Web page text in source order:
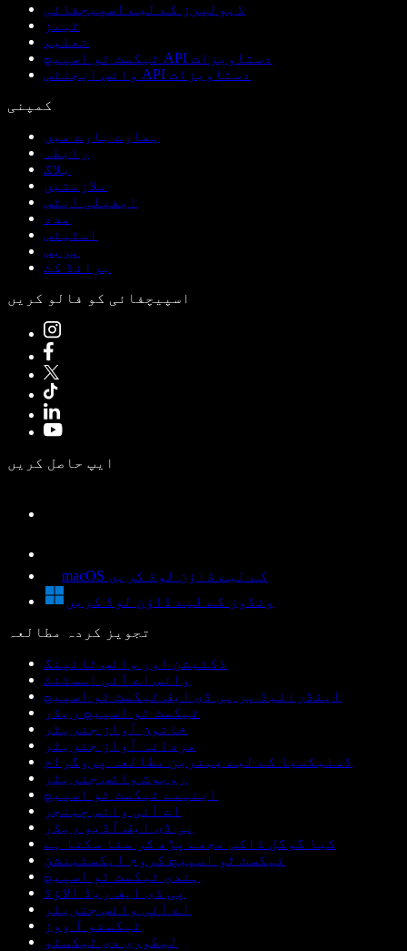
ڈیولپرز کے لیے اسپیچفائی
ٹیمز
تعلیم
ٹیکسٹ ٹو اسپیچ API دستاویزات
وائس ایجنٹس API دستاویزات
کمپنی
ہمارے بارے میں
رابطہ
بلاگ
ملازمتیں
ایفیلی ایٹس
مدد
اسٹیٹس
پریس
برانڈ کٹ
اسپیچفائی کو فالو کریں
ایپ حاصل کریں
macOS کے لیے ڈاؤن لوڈ کریں
ونڈوز کے لیے ڈاؤن لوڈ کریں
تجویز کردہ مطالعہ
ڈکٹیشن اور وائس ٹائپنگ
وائس اے آئی اسسٹنٹ
اینڈرائیڈ پر پی ڈی ایف ٹیکسٹ ٹو اسپیچ
ٹیکسٹ ٹو اسپیچ ریڈر
خاتون آواز جنریٹر
مردانہ آواز جنریٹر
ڈسلیکسیا کے لیے بہترین مطالعہ پروگرام
روبوٹ وائس جنریٹر
اینیمے ٹیکسٹ ٹو اسپیچ
اے آئی وائس چینجر
پی ڈی ایف آڈیو ریڈر
کیا گوگل ڈاکس مجھے پڑھ کر سنا سکتا ہے
ٹیکسٹ ٹو اسپیچ کروم ایکسٹینشن
ہندی ٹیکسٹ ٹو اسپیچ
پی ڈی ایف ریڈ الاؤڈ
اے آئی وائس جنریٹر
ٹیکستو آ ووز
لیطوری دی ٹیکسٹو